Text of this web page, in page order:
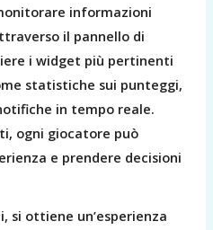
informazioni
il pannello di
i widget più pertinenti
statistiche sui punteggi,
in tempo reale.
ogni giocatore può
e prendere decisioni
si ottiene un’esperienza